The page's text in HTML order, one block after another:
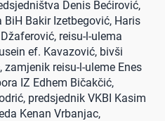
Denis Bećirović,
Bakir Izetbegović, Haris
reisu-l-ulema
ef. Kavazović, bivši
reisu-l-uleme Enes
IZ Edhem Bičakčić,
predsjednik VKBI Kasim
Kenan Vrbanjac,